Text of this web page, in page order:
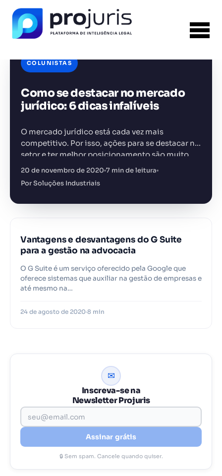
COLUNISTAS
Como se destacar no mercado
jurídico: 6 dicas infalíveis
O mercado jurídico está cada vez mais
competitivo. Por isso, ações para se destacar no
setor e ter melhor posicionamento são muito
importantes.
20 de novembro de 2020 7 min de leitura
Por Soluções Industriais
Vantagens e desvantagens do G Suite
para a gestão na advocacia
O G Suite é um serviço oferecido pela Google que
oferece sistemas que auxiliar na gestão de empresas e
até mesmo na…
24 de agosto de 2020 8 min
✉
Inscreva-se na
Newsletter Projuris
Assinar grátis
🔒 Sem spam. Cancele quando quiser.
FERRAMENTA RECOMENDADA PARA ESTE
CONTEÚDO
Análise de Riscos Contratuais
+14.000 juristas